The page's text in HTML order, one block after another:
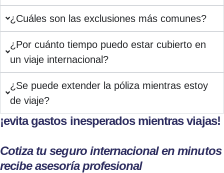
¿Cuáles son las exclusiones más comunes?
¿Por cuánto tiempo puedo estar cubierto en
un viaje internacional?
¿Se puede extender la póliza mientras estoy
de viaje?
¡evita gastos inesperados mientras viajas!
Cotiza tu seguro internacional en minutos
recibe asesoría profesional